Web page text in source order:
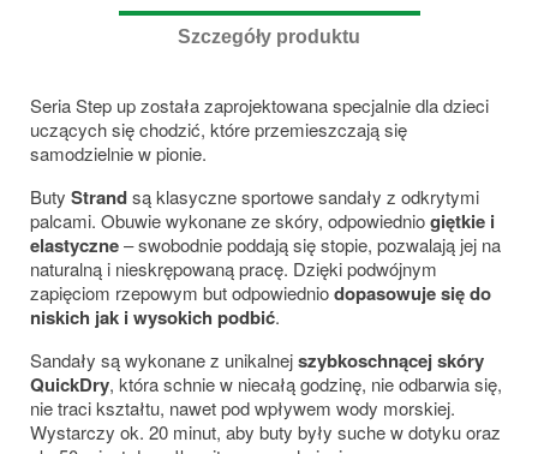
Szczegóły produktu
Seria Step up została zaprojektowana specjalnie dla dzieci
uczących się chodzić, które przemieszczają się
samodzielnie w pionie.
Buty Strandsą klasyczne sportowe sandały z odkrytymi
palcami. Obuwie wykonane ze skóry, odpowiedniogiętkie i
elastyczne– swobodnie poddają się stopie, pozwalają jej na
naturalną i nieskrępowaną pracę. Dzięki podwójnym
zapięciom rzepowym but odpowiedniodopasowuje się do
niskich jak i wysokich podbić.
Sandały są wykonane z unikalnejszybkoschnącej skóry
QuickDry, która schnie w niecałą godzinę, nie odbarwia się,
nie traci kształtu, nawet pod wpływem wody morskiej.
Wystarczy ok. 20 minut, aby buty były suche w dotyku oraz